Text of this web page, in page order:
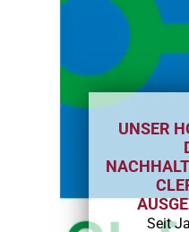
UNSER
Seit